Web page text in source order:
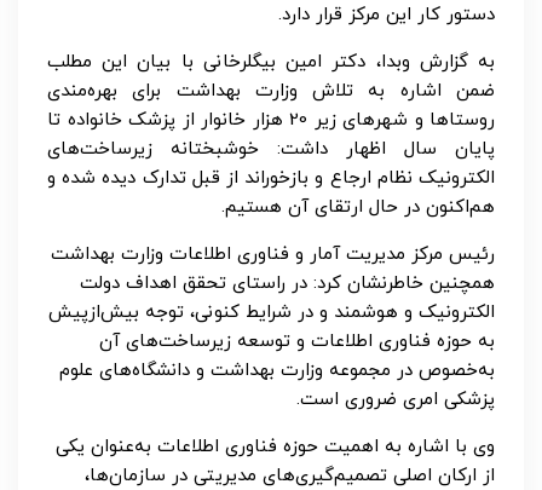
دستور کار این مرکز قرار دارد.
به گزارش وبدا، ‌‌دکتر امین بیگلرخانی با بیان این مطلب
ضمن اشاره به تلاش وزارت بهداشت برای بهره‌مندی
روستاها و شهرهای زیر 20 هزار خانوار از پزشک خانواده تا
پایان سال اظهار داشت: خوشبختانه زیرساخت‌های
الکترونیک نظام ارجاع و بازخوراند از قبل تدارک دیده شده و
هم‌اکنون در حال ارتقای آن هستیم.
رئیس مرکز مدیریت آمار و فناوری اطلاعات وزارت بهداشت
همچنین خاطرنشان کرد: در راستای تحقق اهداف دولت
الکترونیک و هوشمند و در شرایط کنونی، توجه بیش‌ازپیش
به حوزه فناوری اطلاعات و توسعه زیرساخت‌های آن
به‌خصوص در مجموعه وزارت بهداشت و دانشگاه‌های علوم
پزشکی امری ضروری است.
وی با اشاره به اهمیت حوزه فناوری اطلاعات به‌عنوان یکی
از ارکان اصلی تصمیم‌گیری‌های مدیریتی در سازمان‌ها،